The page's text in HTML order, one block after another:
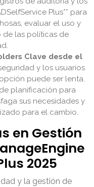
Plus** para
evaluar el uso y
de las políticas de
Clave desde el
y los usuarios
puede ser lenta.
planificación para
sus necesidades y
para el cambio.
en Gestión
2025
y la gestión de